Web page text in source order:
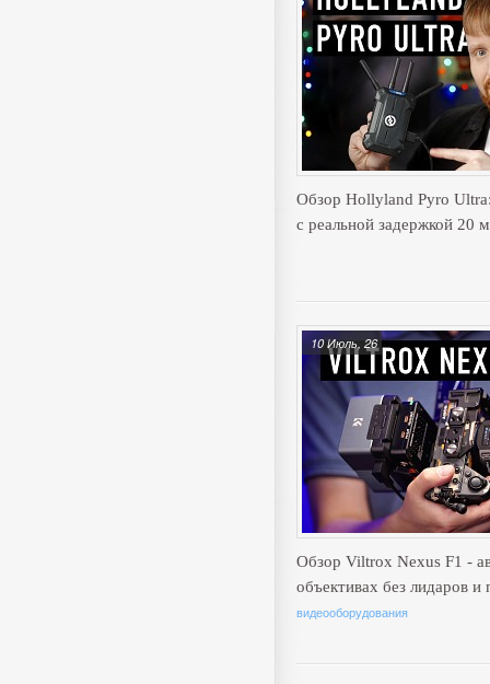
Обзор Hollyland Pyro
с реальной задержкой 20
Обзор Viltrox Nexus F1 -
объективах без лидаров
видеооборудования
10 Июль, 26